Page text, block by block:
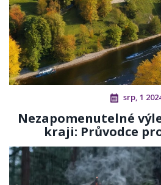
srp, 1
Nezapomenutelné
kraji: Průvodce